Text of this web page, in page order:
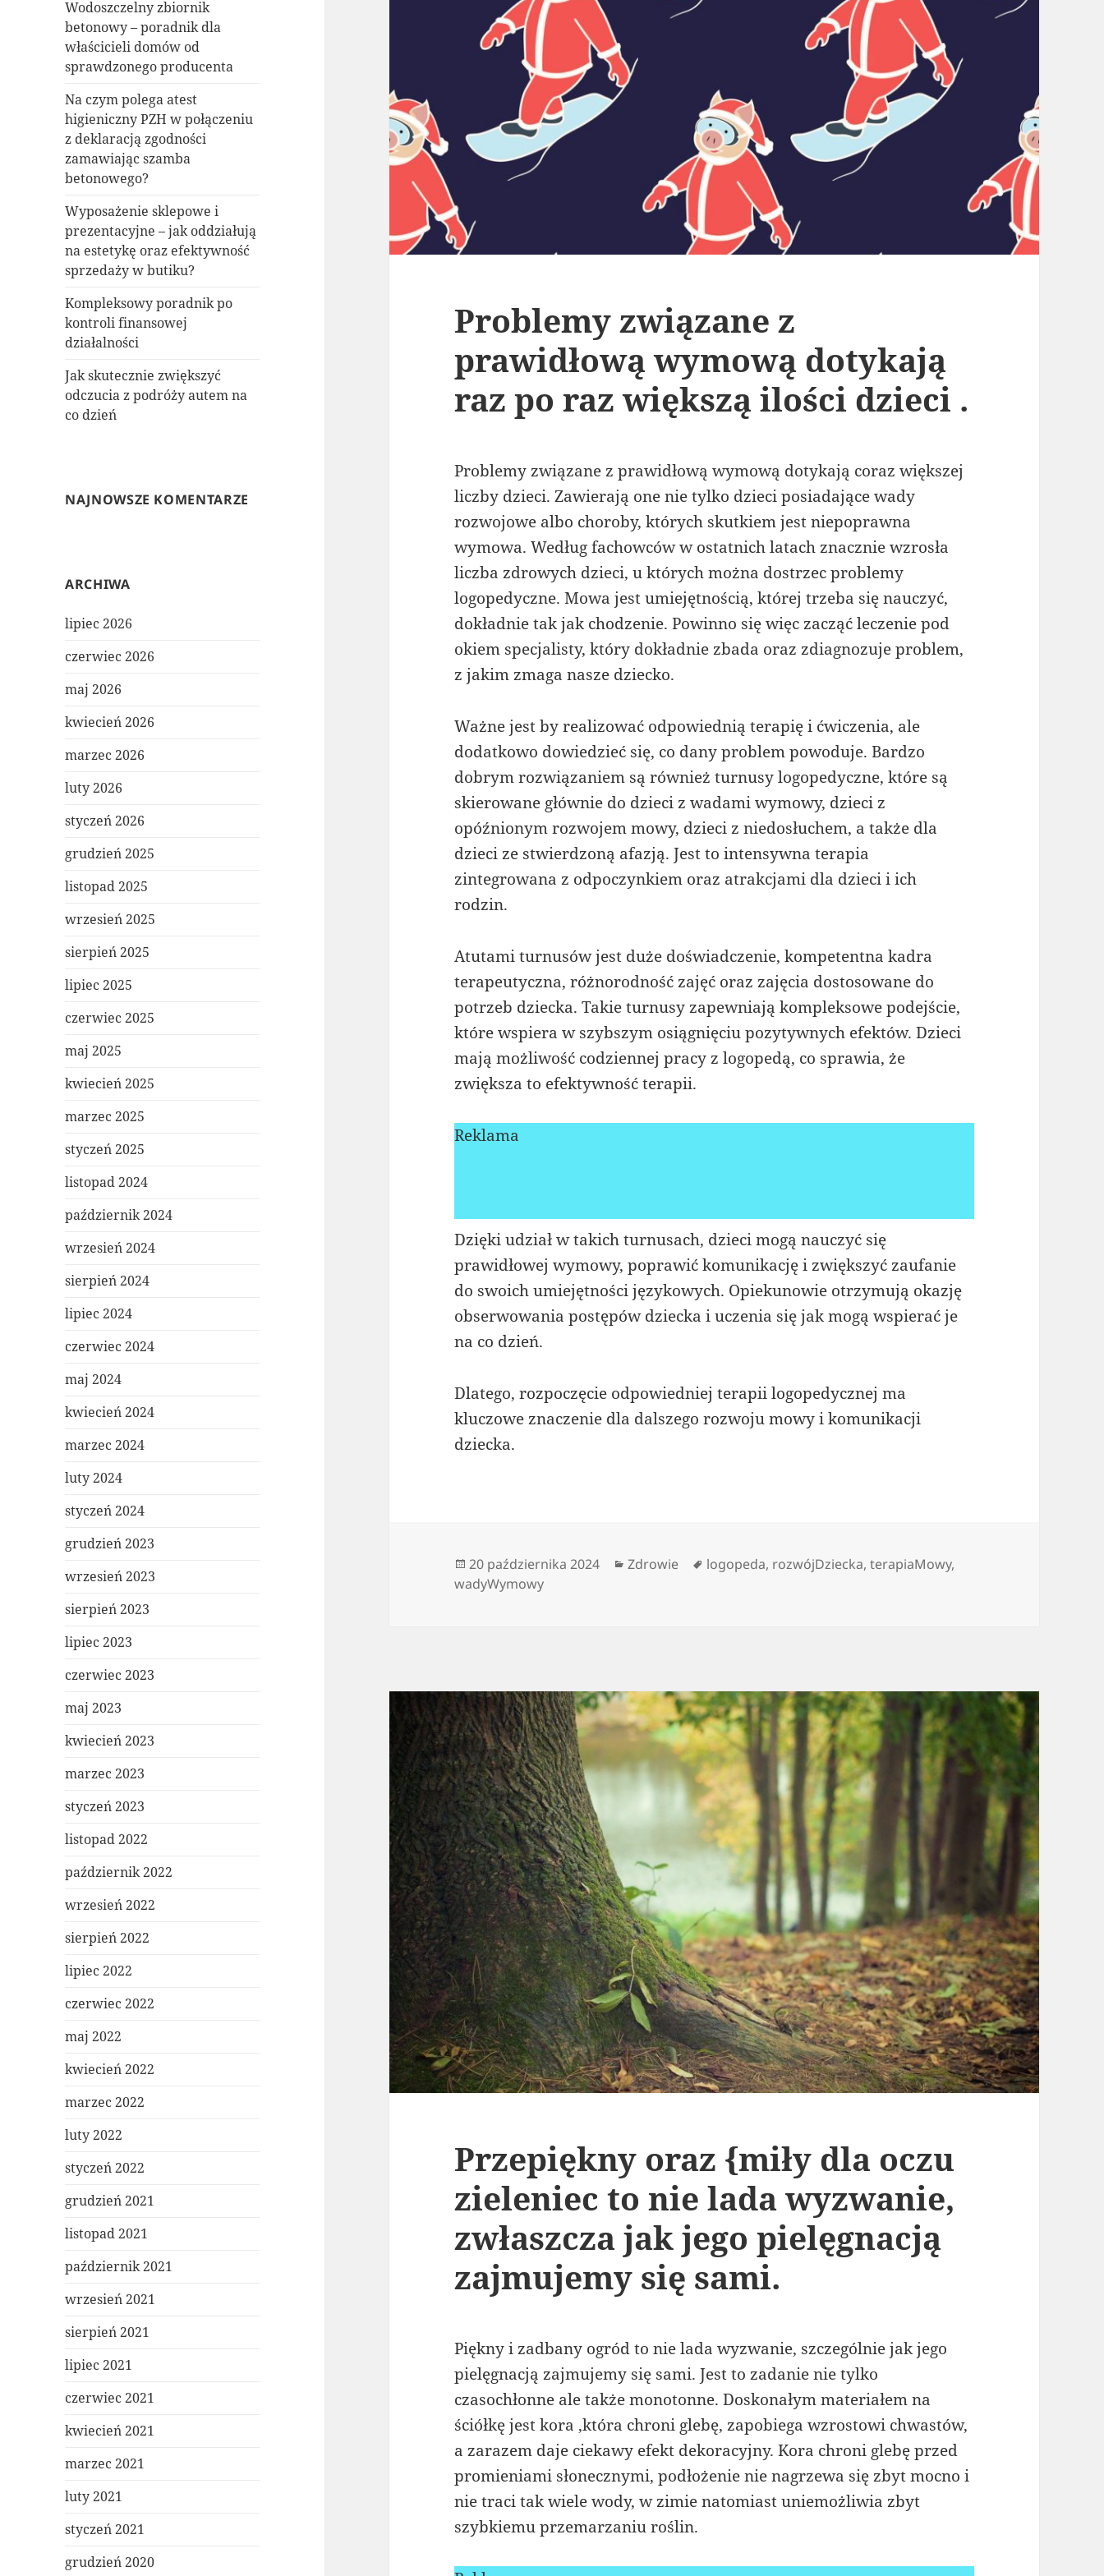
Wodoszczelny zbiornik
betonowy – poradnik dla
właścicieli domów od
sprawdzonego producenta
Na czym polega atest
higieniczny PZH w połączeniu
z deklaracją zgodności
zamawiając szamba
betonowego?
Wyposażenie sklepowe i
prezentacyjne – jak oddziałują
na estetykę oraz efektywność
sprzedaży w butiku?
Kompleksowy poradnik po
kontroli finansowej
działalności
Jak skutecznie zwiększyć
odczucia z podróży autem na
co dzień
NAJNOWSZE KOMENTARZE
ARCHIWA
lipiec 2026
czerwiec 2026
maj 2026
kwiecień 2026
marzec 2026
luty 2026
styczeń 2026
grudzień 2025
listopad 2025
wrzesień 2025
sierpień 2025
lipiec 2025
czerwiec 2025
maj 2025
kwiecień 2025
marzec 2025
styczeń 2025
listopad 2024
październik 2024
wrzesień 2024
sierpień 2024
lipiec 2024
czerwiec 2024
maj 2024
kwiecień 2024
marzec 2024
luty 2024
styczeń 2024
grudzień 2023
wrzesień 2023
sierpień 2023
lipiec 2023
czerwiec 2023
maj 2023
kwiecień 2023
marzec 2023
styczeń 2023
listopad 2022
październik 2022
wrzesień 2022
sierpień 2022
lipiec 2022
czerwiec 2022
maj 2022
kwiecień 2022
marzec 2022
luty 2022
styczeń 2022
grudzień 2021
listopad 2021
październik 2021
wrzesień 2021
sierpień 2021
lipiec 2021
czerwiec 2021
kwiecień 2021
marzec 2021
luty 2021
styczeń 2021
grudzień 2020
Problemy związane z
prawidłową wymową dotykają
raz po raz większą ilości dzieci .
Problemy związane z prawidłową wymową dotykają coraz większej
liczby dzieci. Zawierają one nie tylko dzieci posiadające wady
rozwojowe albo choroby, których skutkiem jest niepoprawna
wymowa. Według fachowców w ostatnich latach znacznie wzrosła
liczba zdrowych dzieci, u których można dostrzec problemy
logopedyczne. Mowa jest umiejętnością, której trzeba się nauczyć,
dokładnie tak jak chodzenie. Powinno się więc zacząć leczenie pod
okiem specjalisty, który dokładnie zbada oraz zdiagnozuje problem,
z jakim zmaga nasze dziecko.
Ważne jest by realizować odpowiednią terapię i ćwiczenia, ale
dodatkowo dowiedzieć się, co dany problem powoduje. Bardzo
dobrym rozwiązaniem są również turnusy logopedyczne, które są
skierowane głównie do dzieci z wadami wymowy, dzieci z
opóźnionym rozwojem mowy, dzieci z niedosłuchem, a także dla
dzieci ze stwierdzoną afazją. Jest to intensywna terapia
zintegrowana z odpoczynkiem oraz atrakcjami dla dzieci i ich
rodzin.
Atutami turnusów jest duże doświadczenie, kompetentna kadra
terapeutyczna, różnorodność zajęć oraz zajęcia dostosowane do
potrzeb dziecka. Takie turnusy zapewniają kompleksowe podejście,
które wspiera w szybszym osiągnięciu pozytywnych efektów. Dzieci
mają możliwość codziennej pracy z logopedą, co sprawia, że
zwiększa to efektywność terapii.
Reklama
Dzięki udział w takich turnusach, dzieci mogą nauczyć się
prawidłowej wymowy, poprawić komunikację i zwiększyć zaufanie
do swoich umiejętności językowych. Opiekunowie otrzymują okazję
obserwowania postępów dziecka i uczenia się jak mogą wspierać je
na co dzień.
Dlatego, rozpoczęcie odpowiedniej terapii logopedycznej ma
kluczowe znaczenie dla dalszego rozwoju mowy i komunikacji
dziecka.
Data
publikacji
20 października 2024 Kategorie
Zdrowie Tagi
logopeda, rozwójDziecka,terapiaMowy,
wadyWymowy
Przepiękny oraz {miły dla oczu
zieleniec to nie lada wyzwanie,
zwłaszcza jak jego pielęgnacją
zajmujemy się sami.
Piękny i zadbany ogród to nie lada wyzwanie, szczególnie jak jego
pielęgnacją zajmujemy się sami. Jest to zadanie nie tylko
czasochłonne ale także monotonne. Doskonałym materiałem na
ściółkę jest kora ,która chroni glebę, zapobiega wzrostowi chwastów,
a zarazem daje ciekawy efekt dekoracyjny. Kora chroni glebę przed
promieniami słonecznymi, podłożenie nie nagrzewa się zbyt mocno i
nie traci tak wiele wody, w zimie natomiast uniemożliwia zbyt
szybkiemu przemarzaniu roślin.